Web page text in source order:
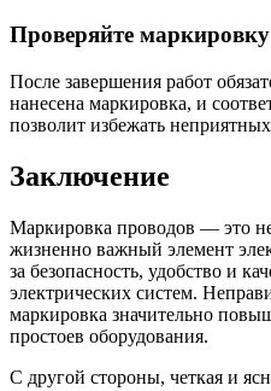
Проверяйте
После завершения работ
нанесена маркировка, и
позволит избежать
Заключение
Маркировка проводов — это
жизненно важный элемент
за безопасность, удобство и
электрических систем.
маркировка значительно
простоев оборудования.
С другой стороны, четкая и